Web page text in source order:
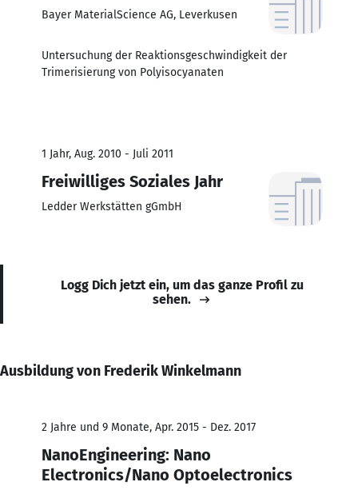
Bayer MaterialScience AG, Leverkusen
Untersuchung der Reaktionsgeschwindigkeit der
Trimerisierung von Polyisocyanaten
1 Jahr, Aug. 2010 - Juli 2011
Freiwilliges Soziales Jahr
Ledder Werkstätten gGmbH
Logg Dich jetzt ein, um das ganze Profil zu
sehen.
Ausbildung von Frederik Winkelmann
2 Jahre und 9 Monate, Apr. 2015 - Dez. 2017
NanoEngineering: Nano
Electronics/Nano Optoelectronics